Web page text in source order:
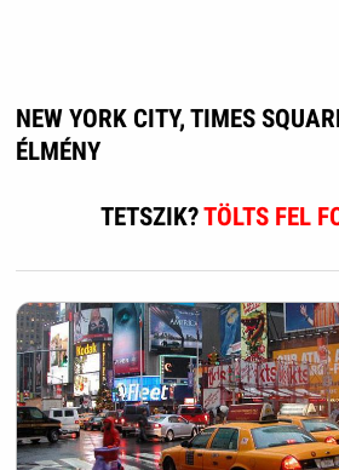
NEW YORK CITY, TIMES
ÉLMÉNY
TETSZIK?TÖLTS FEL